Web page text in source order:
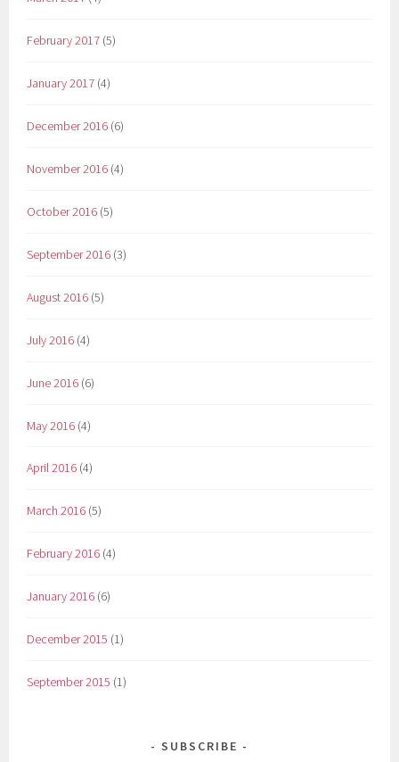
February 2017 (5)
January 2017 (4)
December 2016 (6)
November 2016 (4)
October 2016 (5)
September 2016 (3)
August 2016 (5)
July 2016 (4)
June 2016 (6)
May 2016 (4)
April 2016 (4)
March 2016 (5)
February 2016 (4)
January 2016 (6)
December 2015 (1)
September 2015 (1)
SUBSCRIBE